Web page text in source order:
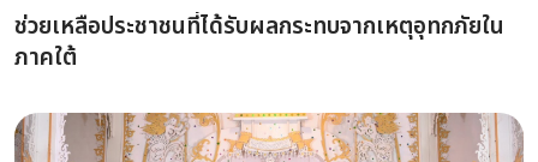
ช่วยเหลือประชาชนที่ได้รับผลกระทบจากเหตุอุทกภัยใน
ภาคใต้